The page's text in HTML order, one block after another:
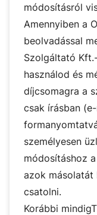
módosításról
Amennyiben a
beolvadással
Szolgáltató
használod és
díjcsomagra a
csak írásban
személyesen
módosításhoz
azok másolatát
csatolni.
Korábbi